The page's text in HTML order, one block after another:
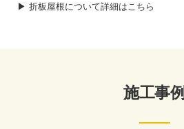
▶ 折板屋根について詳細はこちら
施工事例